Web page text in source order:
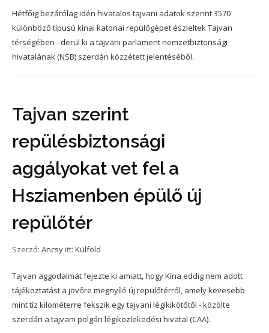
Hétfőig bezárólag idén hivatalos tajvani adatok szerint 3570
különböző típusú kínai katonai repülőgépet észleltek Tajvan
térségében - derül ki a tajvani parlament nemzetbiztonsági
hivatalának (NSB) szerdán közzétett jelentéséből.
Tajvan szerint
repülésbiztonsági
aggályokat vet fel a
Hsziamenben épülő új
repülőtér
Szerző: Ancsy itt: Külföld
Tajvan aggodalmát fejezte ki amiatt, hogy Kína eddig nem adott
tájékoztatást a jövőre megnyíló új repülőtérről, amely kevesebb
mint tíz kilométerre fekszik egy tajvani légikikötőtől - közölte
szerdán a tajvani polgári légiközlekedési hivatal (CAA).